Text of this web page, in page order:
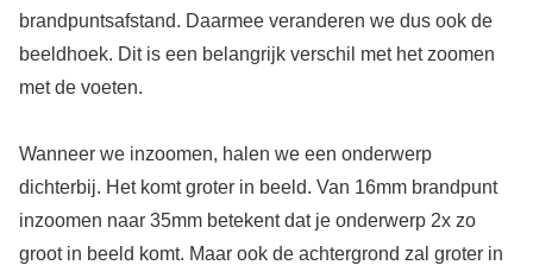
brandpuntsafstand. Daarmee veranderen we dus ook de
beeldhoek. Dit is een belangrijk verschil met het zoomen
met de voeten.
Wanneer we inzoomen, halen we een onderwerp
dichterbij. Het komt groter in beeld. Van 16mm brandpunt
inzoomen naar 35mm betekent dat je onderwerp 2x zo
groot in beeld komt. Maar ook de achtergrond zal groter in